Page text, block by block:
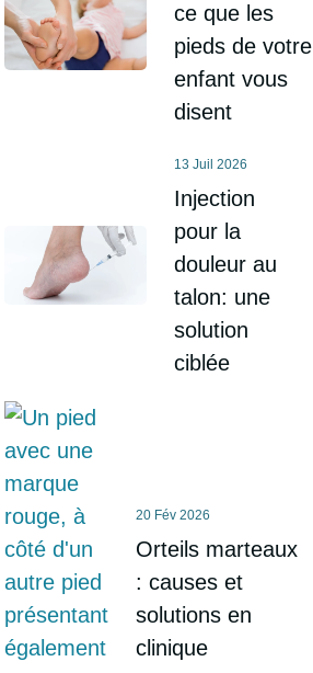
ce que les
pieds de votre
enfant vous
disent
13 Juil 2026
Injection
pour la
douleur au
talon: une
solution
ciblée
20 Fév 2026
Orteils marteaux
: causes et
solutions en
clinique